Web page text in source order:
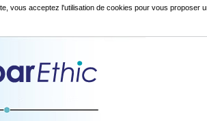
vous acceptez l'utilisation de cookies pour vous